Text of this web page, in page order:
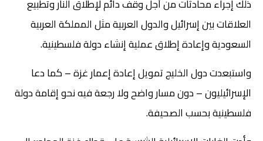
ذلك إجراء محادثات من أجل وقف دائم لإطلاق النار وتطبيع
العلاقات بين إسرائيل والدول العربية مثل المملكة العربية
السعودية وإعادة إطلاق عملية إنشاء دولة فلسطينية.
واستبعدت دول الخليج تمويل إعادة إعمار غزة – كما دعا
الإسرائيليون – دون مسار واضح ولا رجعة فيه نحو إقامة دولة
فلسطينية بحسب الصحيفة.